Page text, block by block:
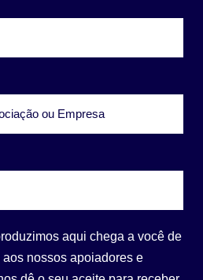
aqui chega a você de
nossos apoiadores e